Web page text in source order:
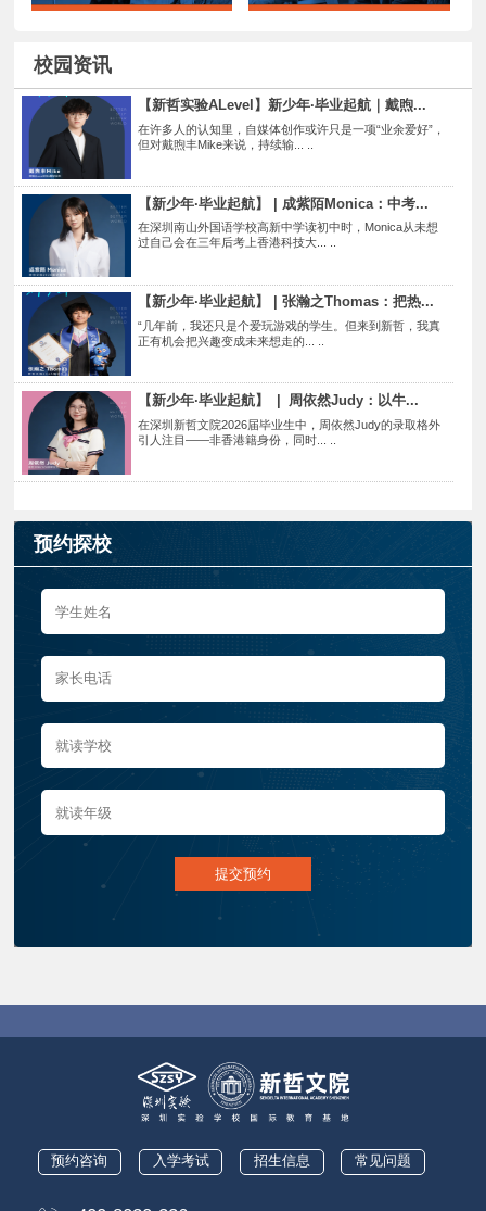
校园资讯
【新哲实验ALevel】新少年·毕业起航｜戴煦...
在许多人的认知里，自媒体创作或许只是一项“业余爱好”，
但对戴煦丰Mike来说，持续输... ..
【新少年·毕业起航】 | 成紫陌Monica：中考...
在深圳南山外国语学校高新中学读初中时，Monica从未想
过自己会在三年后考上香港科技大... ..
【新少年·毕业起航】 | 张瀚之Thomas：把热...
“几年前，我还只是个爱玩游戏的学生。但来到新哲，我真
正有机会把兴趣变成未来想走的... ..
【新少年·毕业起航】 | 周依然Judy：以牛...
在深圳新哲文院2026届毕业生中，周依然Judy的录取格外
引人注目——非香港籍身份，同时... ..
预约探校
提交预约
预约咨询 入学考试 招生信息 常见问题